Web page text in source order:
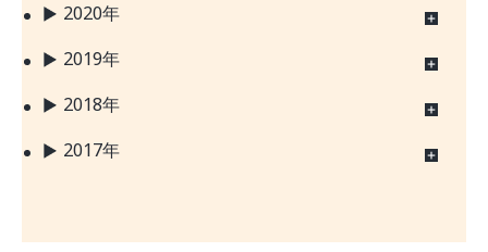
2020年
2019年
2018年
2017年